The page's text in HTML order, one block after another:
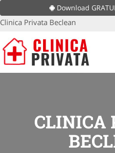
Download
Clinica Privata Beclean
CLINICA